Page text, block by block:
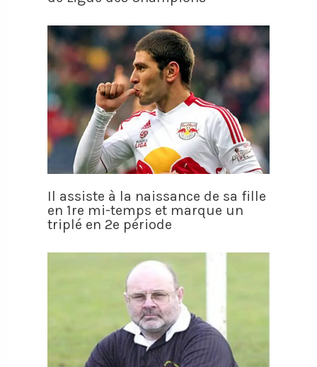
Il assiste à la naissance de sa fille
en 1re mi-temps et marque un
triplé en 2e période